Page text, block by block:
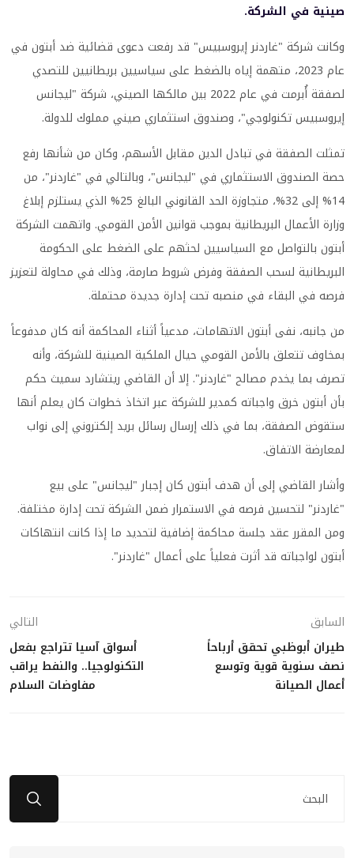
صينية في الشركة.
وكانت شركة "غاردنر إيروسبيس" قد رفعت دعوى قضائية ضد أبتون في
عام 2023، متهمة إياه بالضغط على سياسيين بريطانيين للتصدي
لصفقة أُبرمت في عام 2022 بين مالكها الصيني، شركة "ليجانس
إيروسبيس تكنولوجي"، وصندوق استثماري صيني مملوك للدولة.
تمثلت الصفقة في تبادل الدين مقابل الأسهم، وكان من شأنها رفع
حصة الصندوق الاستثماري في "ليجانس"، وبالتالي في "غاردنر"، من
14% إلى 32%، متجاوزة الحد القانوني البالغ 25% الذي يستلزم إبلاغ
وزارة الأعمال البريطانية بموجب قوانين الأمن القومي. واتهمت الشركة
أبتون بالتواصل مع السياسيين لحثهم على الضغط على الحكومة
البريطانية لسحب الصفقة وفرض شروط صارمة، وذلك في محاولة لتعزيز
فرصه في البقاء في منصبه تحت إدارة جديدة محتملة.
من جانبه، نفى أبتون الاتهامات، مدعياً أثناء المحاكمة أنه كان مدفوعاً
بمخاوف تتعلق بالأمن القومي حيال الملكية الصينية للشركة، وأنه
تصرف بما يخدم مصالح "غاردنر". إلا أن القاضي ريتشارد سميث حكم
بأن أبتون خرق واجباته كمدير للشركة عبر اتخاذ خطوات كان يعلم أنها
ستقوض الصفقة، بما في ذلك إرسال رسائل بريد إلكتروني إلى نواب
لمعارضة الاتفاق.
وأشار القاضي إلى أن هدف أبتون كان إجبار "ليجانس" على بيع
"غاردنر" لتحسين فرصه في الاستمرار ضمن الشركة تحت إدارة مختلفة.
ومن المقرر عقد جلسة محاكمة إضافية لتحديد ما إذا كانت انتهاكات
أبتون لواجباته قد أثرت فعلياً على أعمال "غاردنر".
السابق
طيران أبوظبي تحقق أرباحاً
نصف سنوية قوية وتوسع
أعمال الصيانة
التالي
أسواق آسيا تتراجع بفعل
التكنولوجيا.. والنفط يراقب
مفاوضات السلام